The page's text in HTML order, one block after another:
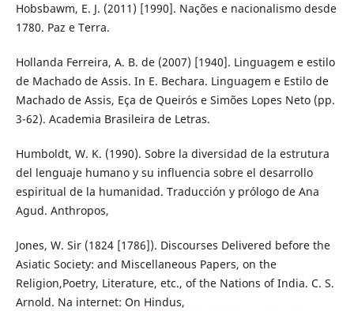
Hobsbawm, E. J. (2011) [1990]. Nações e nacionalismo desde
1780. Paz e Terra.
Hollanda Ferreira, A. B. de (2007) [1940]. Linguagem e estilo
de Machado de Assis. In E. Bechara. Linguagem e Estilo de
Machado de Assis, Eça de Queirós e Simões Lopes Neto (pp.
3-62). Academia Brasileira de Letras.
Humboldt, W. K. (1990). Sobre la diversidad de la estrutura
del lenguaje humano y su influencia sobre el desarrollo
espiritual de la humanidad. Traducción y prólogo de Ana
Agud. Anthropos,
Jones, W. Sir (1824 [1786]). Discourses Delivered before the
Asiatic Society: and Miscellaneous Papers, on the
Religion,Poetry, Literature, etc., of the Nations of India. C. S.
Arnold. Na internet: On Hindus,